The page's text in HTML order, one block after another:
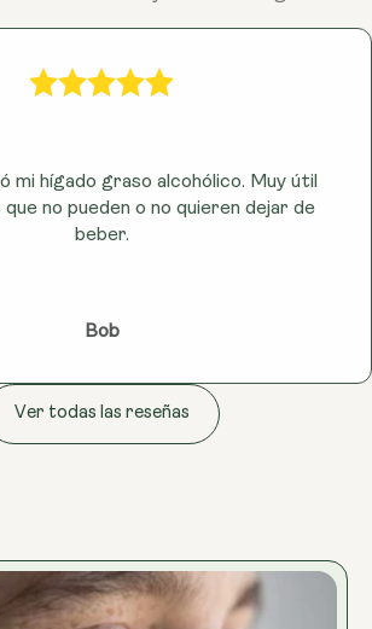
mi hígado graso alcohólico. Muy útil
que no pueden o no quieren dejar de
beber.
Bob
Ver todas las reseñas